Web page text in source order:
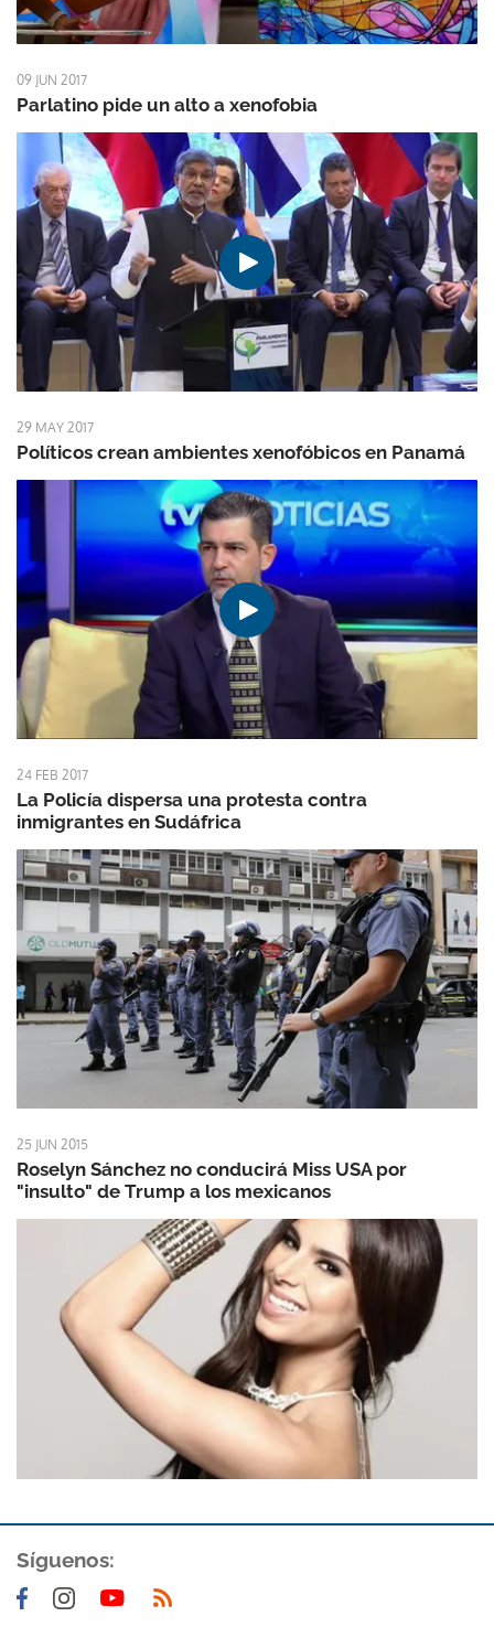
09 JUN 2017
Parlatino pide un alto a xenofobia
29 MAY 2017
Políticos crean ambientes xenofóbicos en Panamá
24 FEB 2017
La Policía dispersa una protesta contra
inmigrantes en Sudáfrica
25 JUN 2015
Roselyn Sánchez no conducirá Miss USA por
"insulto" de Trump a los mexicanos
Síguenos: